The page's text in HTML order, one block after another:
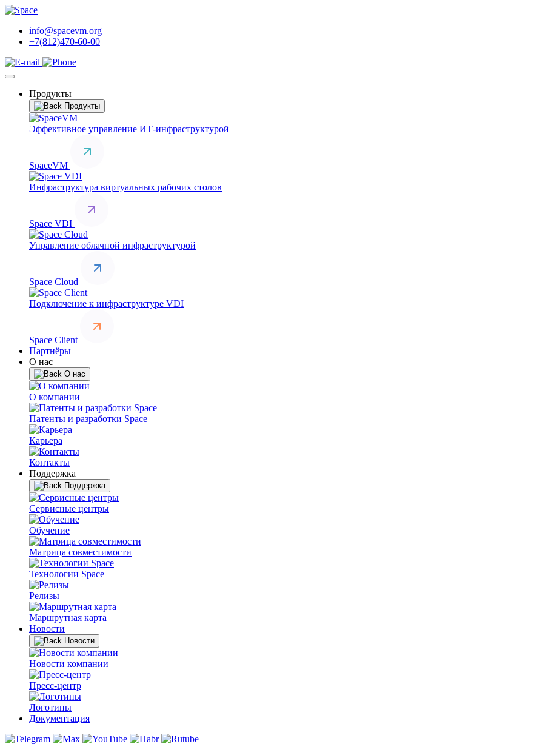
info@spacevm.org
+7(812)470-60-00
Продукты
Продукты
Эффективное управление ИТ-инфраструктурой
SpaceVM
Инфраструктура виртуальных рабочих столов
Space VDI
Управление облачной инфраструктурой
Space Cloud
Подключение к инфраструктуре VDI
Space Client
Партнёры
О нас
О нас
О компании
Патенты и разработки Space
Карьера
Контакты
Поддержка
Поддержка
Сервисные центры
Обучение
Матрица совместимости
Технологии Space
Релизы
Маршрутная карта
Новости
Новости
Новости компании
Пресс-центр
Логотипы
Документация